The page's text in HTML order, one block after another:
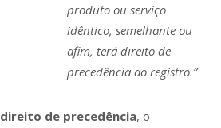
produto ou serviço
idêntico, semelhante ou
afim, terá direito de
precedência ao registro.”
direito de precedência, o